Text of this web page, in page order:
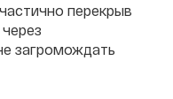
перекрыв
загромождать